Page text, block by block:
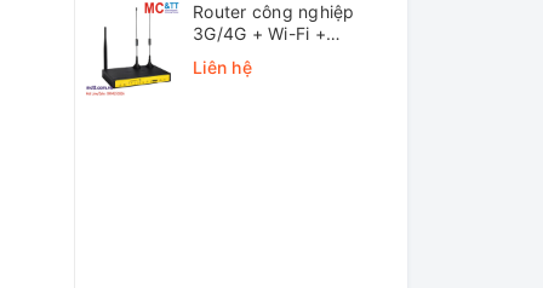
Router công nghiệp
3G/4G + Wi-Fi +
APN/VPN Four-Faith
F3436
Liên hệ